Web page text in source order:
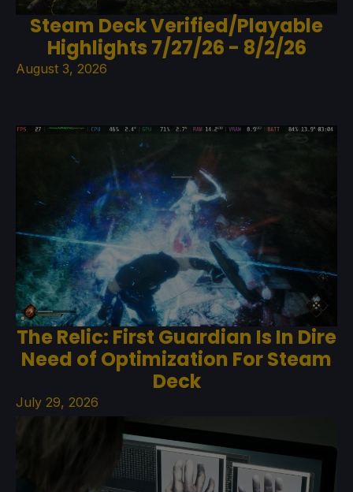
Steam Deck Verified/Playable
Highlights 7/27/26 - 8/2/26
August 3, 2026
The Relic: First Guardian Is In Dire
Need of Optimization For Steam
Deck
July 29, 2026